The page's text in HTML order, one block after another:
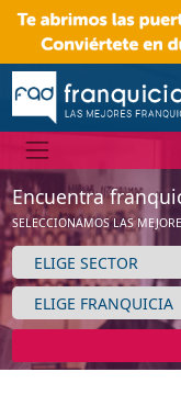
Encuentra
SELECCIONAMOS LAS